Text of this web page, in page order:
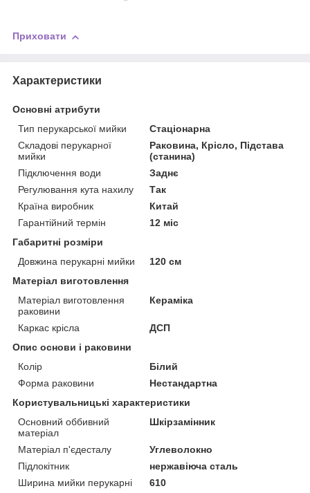
Приховати
Характеристики
Основні атрибути
Тип перукарської мийки
Стаціонарна
Складові перукарної
мийки
Раковина, Крісло, Підстава
(станина)
Підключення води
Заднє
Регулювання кута нахилу
Так
Країна виробник
Китай
Гарантійний термін
12 міс
Габаритні розміри
Довжина перукарні мийки
120 см
Матеріал виготовлення
Матеріал виготовлення
раковини
Кераміка
Каркас крісла
ДСП
Опис основи і раковини
Колір
Білий
Форма раковини
Нестандартна
Користувальницькі характеристики
Основний оббивний
матеріал
Шкірзамінник
Матеріал п'єдесталу
Углеволокно
Підлокітник
нержавіюча сталь
Ширина мийки перукарні
610